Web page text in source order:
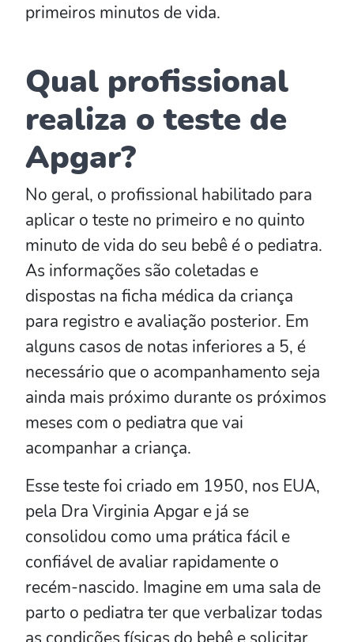
primeiros minutos de vida.
Qual profissional
realiza o teste de
Apgar?
No geral, o profissional habilitado para
aplicar o teste no primeiro e no quinto
minuto de vida do seu bebê é o pediatra.
As informações são coletadas e
dispostas na ficha médica da criança
para registro e avaliação posterior. Em
alguns casos de notas inferiores a 5, é
necessário que o acompanhamento seja
ainda mais próximo durante os próximos
meses com o pediatra que vai
acompanhar a criança.
Esse teste foi criado em 1950, nos EUA,
pela Dra Virginia Apgar e já se
consolidou como uma prática fácil e
confiável de avaliar rapidamente o
recém-nascido. Imagine em uma sala de
parto o pediatra ter que verbalizar todas
as condições físicas do bebê e solicitar